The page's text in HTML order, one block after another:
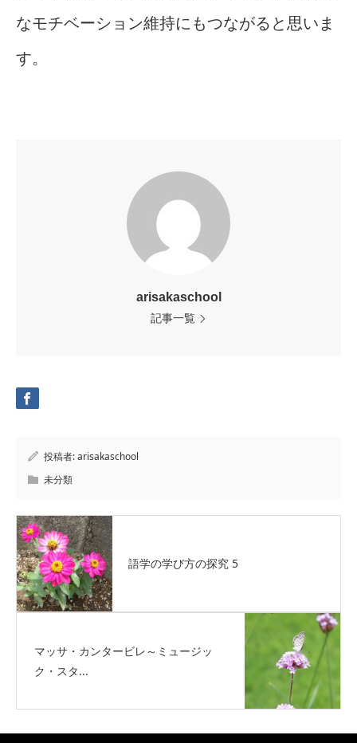
なモチベーション維持にもつながると思いま
す。
arisakaschool
記事一覧
投稿者:arisakaschool
未分類
語学の学び方の探究 5
マッサ・カンタービレ～ミュージッ
ク・スタ...